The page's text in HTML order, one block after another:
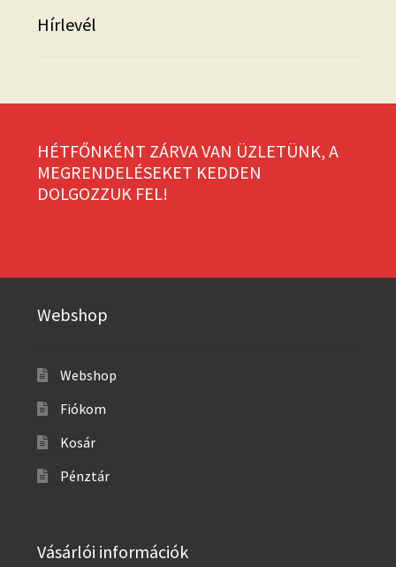
Hírlevél
HÉTFŐNKÉNT ZÁRVA VAN ÜZLETÜNK, A
MEGRENDELÉSEKET KEDDEN
DOLGOZZUK FEL!
Webshop
Webshop
Fiókom
Kosár
Pénztár
Vásárlói információk